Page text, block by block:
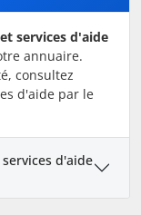
services d'aide
annuaire.
consultez
d'aide par le
d'aide